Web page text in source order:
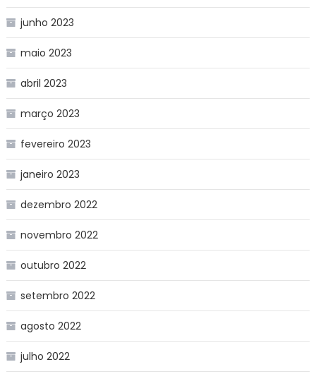
junho 2023
maio 2023
abril 2023
março 2023
fevereiro 2023
janeiro 2023
dezembro 2022
novembro 2022
outubro 2022
setembro 2022
agosto 2022
julho 2022